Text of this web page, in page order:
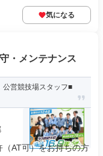
気になる
・メンテナンス
公営競技場スタッフ■
AT可）をお持ちの方